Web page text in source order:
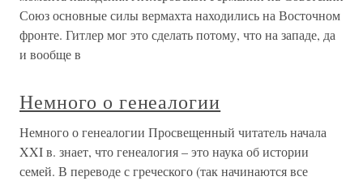
Союз основные силы вермахта находились на Восточном
фронте. Гитлер мог это сделать потому, что на западе, да
и вообще в
Немного о генеалогии
Немного о генеалогии Просвещенный читатель начала
XXI в. знает, что генеалогия – это наука об истории
семей. В переводе с греческого (так начинаются все